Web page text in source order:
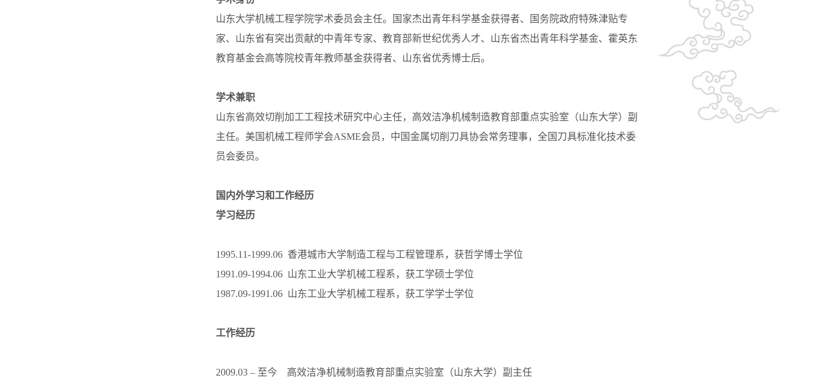
山东大学机械工程学院学术委员会主任。国家杰出青年科学基金获得者、国务院政府特殊津贴专
家、山东省有突出贡献的中青年专家、教育部新世纪优秀人才、山东省杰出青年科学基金、霍英东
教育基金会高等院校青年教师基金获得者、山东省优秀博士后。
学术兼职
山东省高效切削加工工程技术研究中心主任，高效洁净机械制造教育部重点实验室（山东大学）副
主任。美国机械工程师学会ASME会员，中国金属切削刀具协会常务理事，全国刀具标准化技术委
员会委员。
国内外学习和工作经历
学习经历
1995.11-1999.06 香港城市大学制造工程与工程管理系，获哲学博士学位
1991.09-1994.06 山东工业大学机械工程系，获工学硕士学位
1987.09-1991.06 山东工业大学机械工程系，获工学学士学位
工作经历
2009.03 – 至今 高效洁净机械制造教育部重点实验室（山东大学）副主任